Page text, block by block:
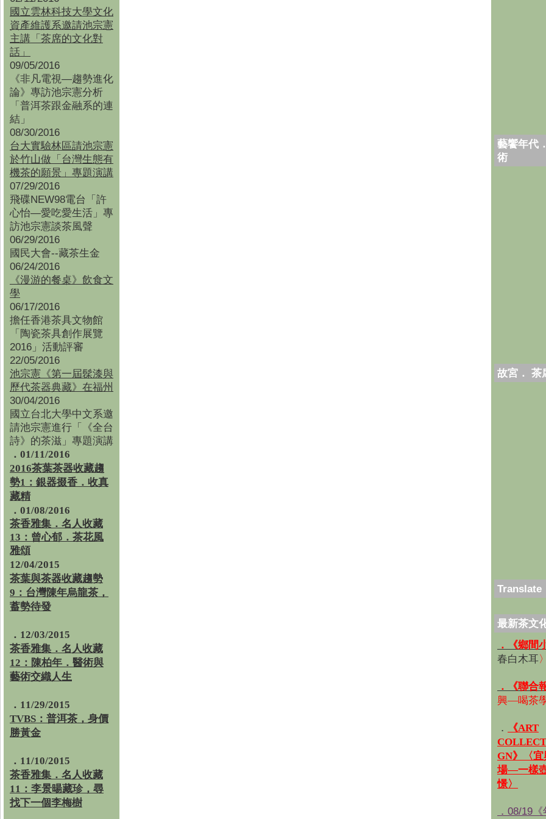
國立雲林科技大學文化
資產維護系邀請池宗憲
主講「茶席的文化對
話」
09/05/2016
《非凡電視—趨勢進化
論》專訪池宗憲分析
「普洱茶跟金融系的連
結」
08/30/2016
台大實驗林區請池宗憲
於竹山做「台灣生態有
機茶的願景」專題演講
07/29/2016
飛碟NEW98電台「許
心怡—愛吃愛生活」專
訪池宗憲談茶風聲
06/29/2016
國民大會--藏茶生金
06/24/2016
《漫游的餐桌》飲食文
學
06/17/2016
擔任香港茶具文物館
「陶瓷茶具創作展覽
2016」活動評審
22/05/2016
池宗憲《第一屆髹漆與
歷代茶器典藏》在福州
30/04/2016
國立台北大學中文系邀
請池宗憲進行「《全台
詩》的茶滋」專題演講
．01/11/2016
2016茶葉茶器收藏趨
勢1：銀器掇香．收真
藏精
．01/08/2016
茶香雅集 ． 名人收藏
13：曾心郁．茶花風
雅頌
12/04/2015
茶葉與茶器收藏趨勢
9：台灣陳年烏龍茶，
蓄勢待發
．12/03/2015
茶香雅集．名人收藏
12：陳柏年．醫術與
藝術交織人生
．11/29/2015
TVBS：普洱茶，身價
勝黃金
．11/10/2015
茶香雅集．名人收藏
11：李景暘藏珍，尋
找下一個李梅樹
藝饗年代
術
故宮． 茶
Translate
最新茶文
．《鄉間
春白木耳〉
．《聯合
興—喝茶
．
《ART
GN》〈
場—一樣
憬〉
．08/19